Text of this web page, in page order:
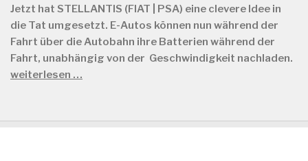
Jetzt hat STELLANTIS (FIAT | PSA) eine clevere Idee in
die Tat umgesetzt. E-Autos können nun während der
Fahrt über die Autobahn ihre Batterien während der
Fahrt, unabhängig von der Geschwindigkeit nachladen.
weiterlesen …